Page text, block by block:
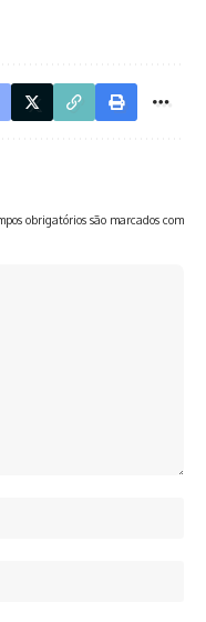
obrigatórios são marcados com